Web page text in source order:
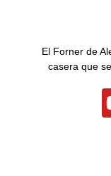
El Forner de
casera que